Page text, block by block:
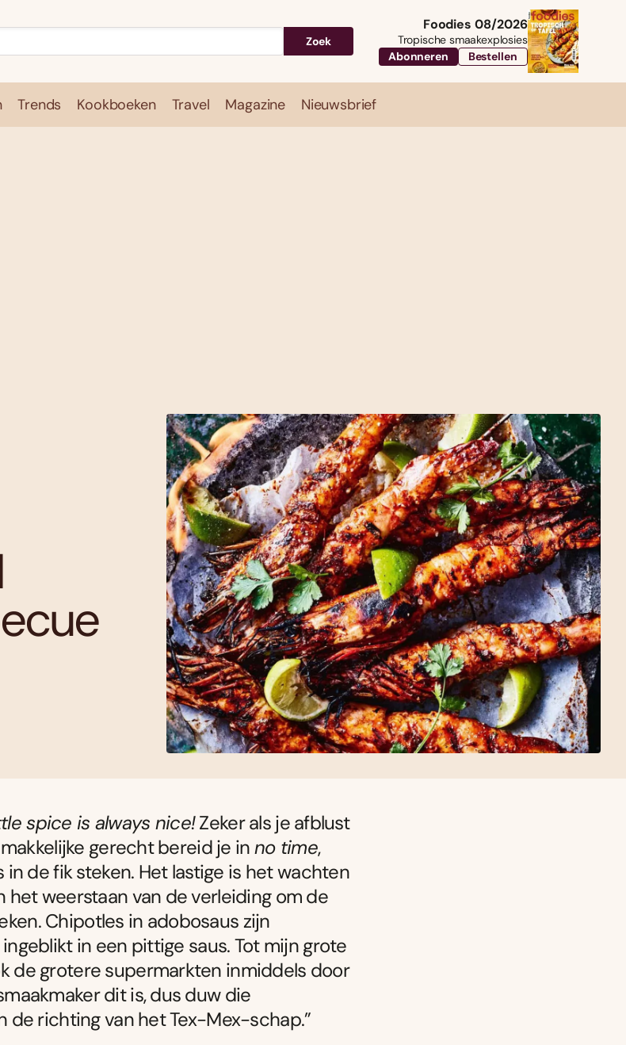
Zoek
Foodies 08/2026
Tropische smaakexplosies
Abonneren
Bestellen
Trends Kookboeken Travel Magazine Nieuwsbrief
spice is always nice!Zeker als je afblust
gerecht bereid je inno time,
in de fik steken. Het lastige is het wachten
het weerstaan van de verleiding om de
Chipotles in adobosaus zijn
in een pittige saus. Tot mijn grote
de grotere supermarkten inmiddels door
dit is, dus duw die
de richting van het Tex-Mex-schap.”